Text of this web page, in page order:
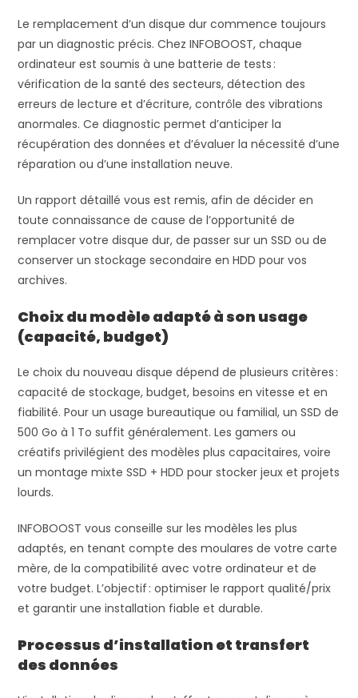
Le remplacement d’un disque dur commence toujours
par un diagnostic précis. Chez INFOBOOST, chaque
ordinateur est soumis à une batterie de tests :
vérification de la santé des secteurs, détection des
erreurs de lecture et d’écriture, contrôle des vibrations
anormales. Ce diagnostic permet d’anticiper la
récupération des données et d’évaluer la nécessité d’une
réparation ou d’une installation neuve.
Un rapport détaillé vous est remis, afin de décider en
toute connaissance de cause de l’opportunité de
remplacer votre disque dur, de passer sur un SSD ou de
conserver un stockage secondaire en HDD pour vos
archives.
Choix du modèle adapté à son usage
(capacité, budget)
Le choix du nouveau disque dépend de plusieurs critères :
capacité de stockage, budget, besoins en vitesse et en
fiabilité. Pour un usage bureautique ou familial, un SSD de
500 Go à 1 To suffit généralement. Les gamers ou
créatifs privilégient des modèles plus capacitaires, voire
un montage mixte SSD + HDD pour stocker jeux et projets
lourds.
INFOBOOST vous conseille sur les modèles les plus
adaptés, en tenant compte des moulares de votre carte
mère, de la compatibilité avec votre ordinateur et de
votre budget. L’objectif : optimiser le rapport qualité/prix
et garantir une installation fiable et durable.
Processus d’installation et transfert
des données